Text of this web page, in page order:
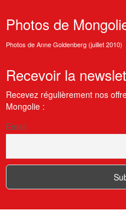
Photos de
Photos de Anne Goldenberg (juillet 2010)
Recevoir la
Recevez régulièrement nos
Mongolie :
Email